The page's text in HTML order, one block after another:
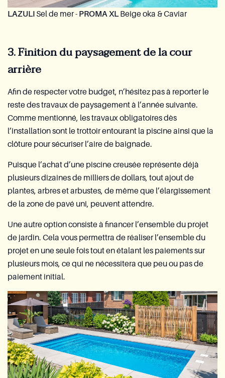
LAZULI Sel de mer - PROMA XLBeige oka & Caviar
3. Finition du paysagement de la cour
arrière
Afin de respecter votre budget, n’hésitez pas à reporter le
reste des travaux de paysagement à l’année suivante.
Comme mentionné, les travaux obligatoires dès
l’installation sont le trottoir entourant la piscine ainsi que la
clôture pour sécuriser l’aire de baignade.
Puisque l’achat d’une piscine creusée représente déjà
plusieurs dizaines de milliers de dollars, tout ajout de
plantes, arbres et arbustes, de même que l’élargissement
de la zone de pavé uni, peuvent attendre.
Une autre option consiste à financer l’ensemble du projet
de jardin. Cela vous permettra de réaliser l’ensemble du
projet en une seule fois tout en étalant les paiements sur
plusieurs mois, ce qui ne nécessitera que peu ou pas de
paiement initial.